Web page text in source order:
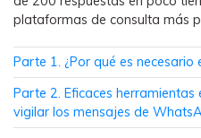
Apps
Mutsapper
Transfiere
WhatsApp
plataformas de consulta más
Parte 1. ¿Por qué es
Parte 2. Eficaces
vigilar los mensajes de